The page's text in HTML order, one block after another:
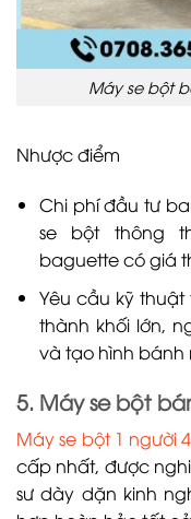
Máy se bột
Nhược điểm
Chi phí đầu tư
se bột thông
baguette có giá
Yêu cầu kỹ thuật
thành khối lớn,
và tạo hình bánh
5. Máy se bột
Máy se bột 1 người
cấp nhất, được
sư dày dặn kinh